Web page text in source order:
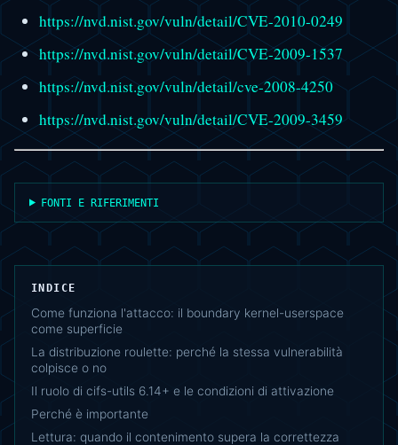
https://nvd.nist.gov/vuln/detail/CVE-2010-0249
https://nvd.nist.gov/vuln/detail/CVE-2009-1537
https://nvd.nist.gov/vuln/detail/cve-2008-4250
https://nvd.nist.gov/vuln/detail/CVE-2009-3459
FONTI E RIFERIMENTI
INDICE
Come funziona l'attacco: il boundary kernel-userspace
come superficie
La distribuzione roulette: perché la stessa vulnerabilità
colpisce o no
Il ruolo di cifs-utils 6.14+ e le condizioni di attivazione
Perché è importante
Lettura: quando il contenimento supera la correttezza